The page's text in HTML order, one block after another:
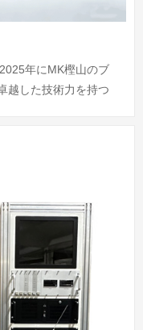
年にMK樫山のブ
越した技術力を持つ